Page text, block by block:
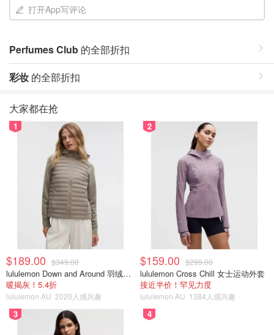
打开App写评论
Perfumes Club 的全部折扣
彩妆 的全部折扣
大家都在抢
1
$189.00 $349.00
lululemon Down and Around 羽绒夹克
暖揭灰！5.4折
lululemon AU 2020人感兴趣
2
$159.00 $299.00
lululemon Cross Chill 女士运动外套
接近半价！罕见力度
lululemon AU 1384人感兴趣
3 4